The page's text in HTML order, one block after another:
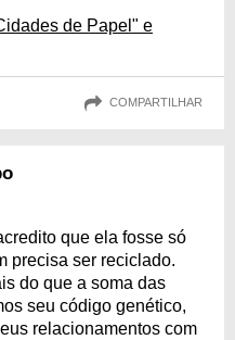
de Papel" e
COMPARTILHAR
que ela fosse só
precisa ser reciclado.
do que a soma das
seu código genético,
relacionamentos com